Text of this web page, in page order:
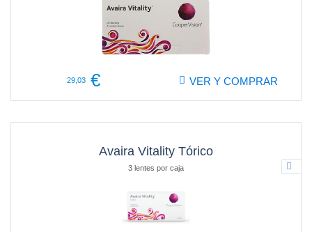
29,03 € VER Y COMPRAR
Avaira Vitality Tórico
3 lentes por caja